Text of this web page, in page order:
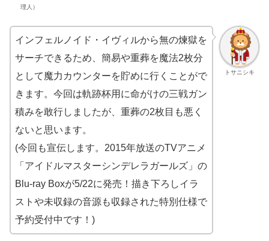
理人）
トサニシキ
インフェルノイド・イヴィルから無の煉獄を
サーチできるため、簡易や重葬を魔法2枚分
として魔力カウンターを貯めに行くことがで
きます。今回は軌跡杯用に命がけの三戦ガン
積みを敢行しましたが、重葬の2枚目も悪く
ないと思います。
(今回も宣伝します。2015年放送のTVアニメ
「アイドルマスターシンデレラガールズ」の
Blu-ray Boxが5/22に発売！描き下ろしイラ
ストや未収録の音源も収録された特別仕様で
予約受付中です！)